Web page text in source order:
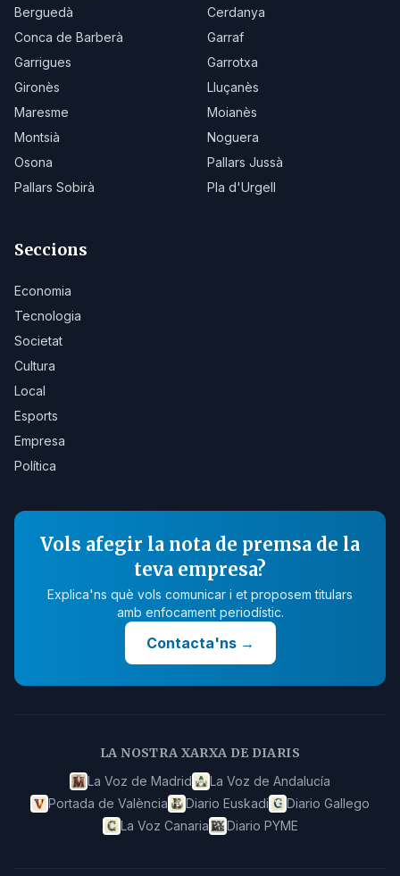
Berguedà
Cerdanya
Conca de Barberà
Garraf
Garrigues
Garrotxa
Gironès
Lluçanès
Maresme
Moianès
Montsià
Noguera
Osona
Pallars Jussà
Pallars Sobirà
Pla d'Urgell
Seccions
Economia
Tecnologia
Societat
Cultura
Local
Esports
Empresa
Política
Vols afegir la nota de premsa de la
teva empresa?
Explica'ns què vols comunicar i et proposem titulars
amb enfocament periodístic.
Contacta'ns→
LA NOSTRA XARXA DE DIARIS
La Voz de Madrid
La Voz de Andalucía
Portada de València
Diario Euskadi
Diario Gallego
La Voz Canaria
Diario PYME